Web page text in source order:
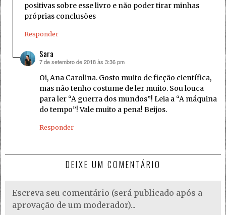
positivas sobre esse livro e não poder tirar minhas
próprias conclusões
Responder
Sara
disse:
7 de setembro de 2018 às 3:36 pm
Oi, Ana Carolina. Gosto muito de ficção científica,
mas não tenho costume de ler muito. Sou louca
para ler “A guerra dos mundos”! Leia a “A máquina
do tempo”! Vale muito a pena! Beijos.
Responder
DEIXE UM COMENTÁRIO